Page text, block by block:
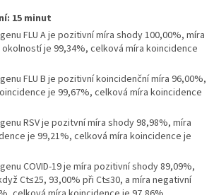
15 minut
FLU A je pozitivní míra shody 100,00%, míra
je 99,34%, celková míra koincidence
FLU B je pozitivní koincidenční míra 96,00%,
je 99,67%, celková míra koincidence
RSV je pozitvní míra shody 98,98%, míra
je 99,21%, celková míra koincidence je
COVID-19 je míra pozitivní shody 89,09%,
Ct≤25, 93,00% při Ct≤30, a míra negativní